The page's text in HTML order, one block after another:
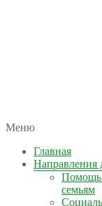
КОЛЫМА — ЗА
автономная
Меню
Главная
Направления
Помощь
семьям